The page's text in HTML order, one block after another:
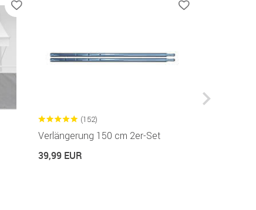
(152)
Verlängerung 150 cm 2er-Set
39,99 EUR